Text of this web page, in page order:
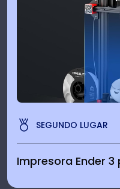
SEGUNDO LUGAR
Impresora Ender 3